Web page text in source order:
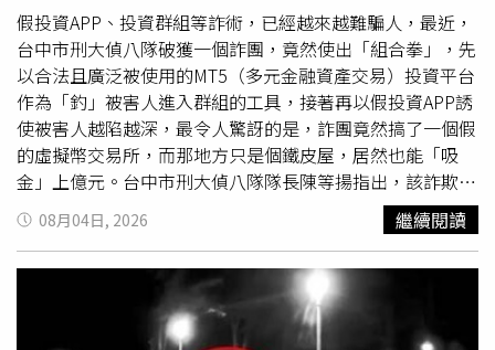
假投資APP、投資群組等詐術，已經越來越難騙人，最近，
台中市刑大偵八隊破獲一個詐團，竟然使出「組合拳」，先
以合法且廣泛被使用的MT5（多元金融資產交易）投資平台
作為「釣」被害人進入群組的工具，接著再以假投資APP誘
使被害人越陷越深，最令人驚訝的是，詐團竟然搞了一個假
的虛擬幣交易所，而那地方只是個鐵皮屋，居然也能「吸
金」上億元。台中市刑大偵八隊隊長陳等揚指出，該詐欺集
團以MP5合法平台讓被害人上鉤。（圖／警方提供）台中市
刑大偵八隊隊長陳等揚指出，MT5（MetaTrader 5） 是一
款由俄羅斯邁達克軟體公司（MetaQuotes）研發的全球主
流多元資產交易平台，除了原有MT4外匯交易功能，更擴展
支援股票、期貨、大宗商品、指數及加密貨幣等多種金融產
品的交易，在歐美廣泛被投資人使用。陳等揚強調，MT4、
08月04日, 2026 繼續閱讀